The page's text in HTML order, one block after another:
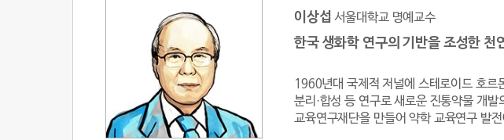
이상섭서울대학교 명예교수
한국 생화학 연구의 기반을 조성한 천
1960년대 국제적 저널에 스테로이드 호르
분리·합성 등 연구로 새로운 진통약물 개
교육연구재단을 만들어 약학 교육연구 발